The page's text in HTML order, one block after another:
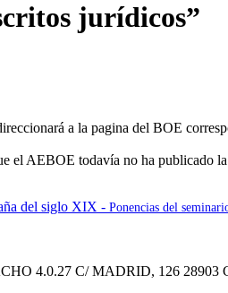
jurídicos”
a la pagina del BOE
el AEBOE todavía no ha publicado
del siglo XIX - Ponencias del
4.0.27 C/ MADRID, 126 28903